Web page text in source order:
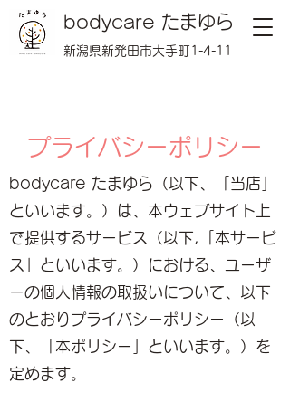
bodycare たまゆら
新潟県新発田市大手町1-4-11
プライバシーポリシー
bodycare たまゆら（以下、「当店」
といいます。）は、本ウェブサイト上
で提供するサービス（以下,「本サービ
ス」といいます。）における、ユーザ
ーの個人情報の取扱いについて、以下
のとおりプライバシーポリシー（以
下、「本ポリシー」といいます。）を
定めます。